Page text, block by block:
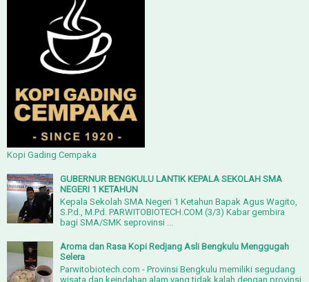
Kopi Gading Cempaka
GUBERNUR BENGKULU LANTIK KEPALA SEKOLAH SMA
NEGERI 1 KETAHUN
Kepala Sekolah SMA Negeri 1 Ketahun Bapak Agus Wagito,
S.P.d., M.Pd. PARWITOBIOTECH.COM (3/3) Kabar gembira
bagi SMA/SMK seprovinsi ...
Aroma dan Rasa Kopi Redjang Asli Bengkulu Menggugah
Selera
Parwitobiotech.com - Provinsi Bengkulu memiliki segudang
wisata dan keindahan alam yang tidak kalah dengan provinsi